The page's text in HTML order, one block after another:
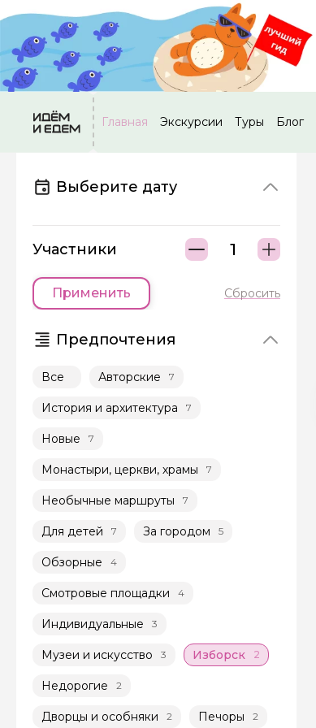
Главная Экскурсии Туры Блог
Выберите дату
Участники
Применить Сбросить
Предпочтения
Все Авторские 7
История и архитектура 7
Новые 7
Монастыри, церкви, храмы 7
Необычные маршруты 7
Для детей 7 За городом 5
Обзорные 4
Смотровые площадки 4
Индивидуальные 3
Музеи и искусство 3 Изборск 2
Недорогие 2
Дворцы и особняки 2 Печоры 2